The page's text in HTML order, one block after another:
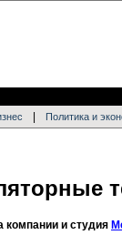
Политика и
компании и студия